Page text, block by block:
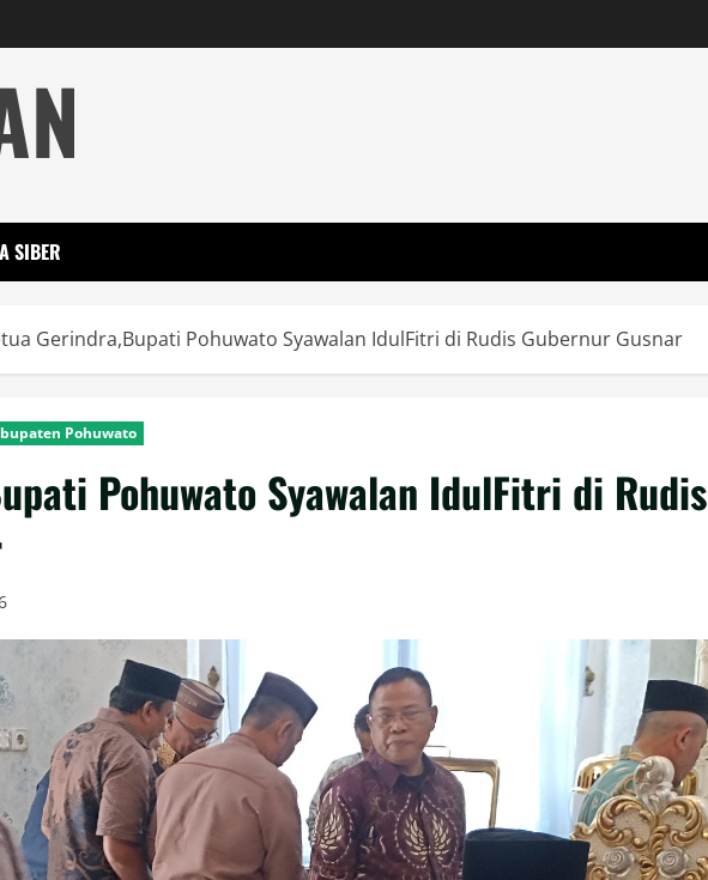
SIBER
Gerindra,Bupati Pohuwato Syawalan IdulFitri di Rudis Gubernur Gusnar
Pohuwato
Pohuwato Syawalan IdulFitri di Rudis